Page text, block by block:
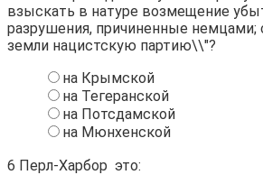
взыскать в натуре возмещение
разрушения, причиненные немцами;
земли нацистскую партию\\"?
на Крымской
на Тегеранской
на Потсдамской
на Мюнхенской
6 Перл-Харбор  это: